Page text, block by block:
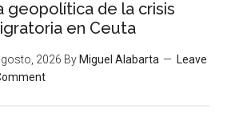
geopolítica de la crisis
en Ceuta
2026 By Miguel Alabarta
Leave